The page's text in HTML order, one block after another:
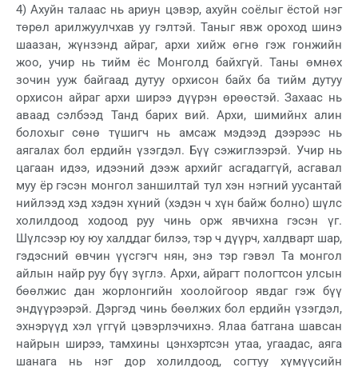
4) Ахуйн талаас нь ариун цэвэр, ахуйн соёлыг ёстой нэг
төрөл арилжуулчхав уу гэлтэй. Таныг явж ороход шинэ
шаазан, жүнзэнд айраг, архи хийж өгнө гэж гонжийн
жоо, учир нь тийм ёс Монголд байхгүй. Таны өмнөх
зочин ууж байгаад дутуу орхисон байх ба тийм дутуу
орхисон айраг архи ширээ дүүрэн өрөөстэй. Захаас нь
аваад сэлбээд Танд барих вий. Архи, шимийнх алин
болохыг сөнө түшигч нь амсаж мэдээд дээрээс нь
аягалах бол ердийн үзэгдэл. Бүү сэжиглээрэй. Учир нь
цагаан идээ, идээний дээж архийг асгадаггүй, асгавал
муу ёр гэсэн монгол заншилтай тул хэн нэгний уусантай
нийлээд хэд хэдэн хүний (хэдэн ч хүн байж болно) шүлс
холилдоод ходоод руу чинь орж явчихна гэсэн үг.
Шүлсээр юу юу халддаг билээ, тэр ч дүүрч, халдварт шар,
гэдэсний өвчин үүсгэгч нян, энэ тэр гэвэл Та монгол
айлын найр руу бүү зүглэ. Архи, айрагт пологтсон улсын
бөөлжис дан жорлонгийн хоолойгоор явдаг гэж бүү
эндүүрээрэй. Дэргэд чинь бөөлжих бол ердийн үзэгдэл,
эхнэрүүд хэл үггүй цэвэрлэчихнэ. Ялаа батгана шавсан
найрын ширээ, тамхины цэнхэртсэн утаа, угаадас, аяга
шанага нь нэг дор холилдоод, согтуу хүмүүсийн